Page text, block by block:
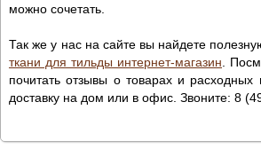
можно сочетать.
Так же у нас на сайте вы найдете
ткани для тильды интернет-магазин .
почитать отзывы о товарах и расходных
доставку на дом или в офис. Звоните: 8